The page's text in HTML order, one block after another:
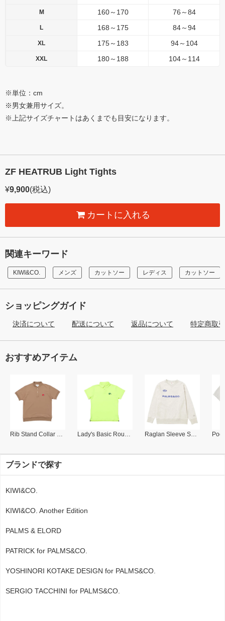
M 160～170 76～84
L 168～175 84～94
XL 175～183 94～104
XXL 180～188 104～114
※単位：cm
※男女兼用サイズ。
※上記サイズチャートはあくまでも目安になります。
ZF HEATRUB Light Tights
¥9,900(税込)
カートに入れる
関連キーワード
KIWI&CO. メンズ カットソー レディス カットソー
ショッピングガイド
決済について 配送について 返品について 特定商取
おすすめアイテム
Rib Stand Collar Polo Lady's Basic Round Collar Polo Raglan Sleeve Sweat Shirt
ブランドで探す
KIWI&CO.
KIWI&CO. Another Edition
PALMS & ELORD
PATRICK for PALMS&CO.
YOSHINORI KOTAKE DESIGN for PALMS&CO.
SERGIO TACCHINI for PALMS&CO.